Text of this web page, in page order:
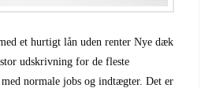
et hurtigt lån uden renter Nye dæk
udskrivning for de fleste
normale jobs og indtægter. Det er